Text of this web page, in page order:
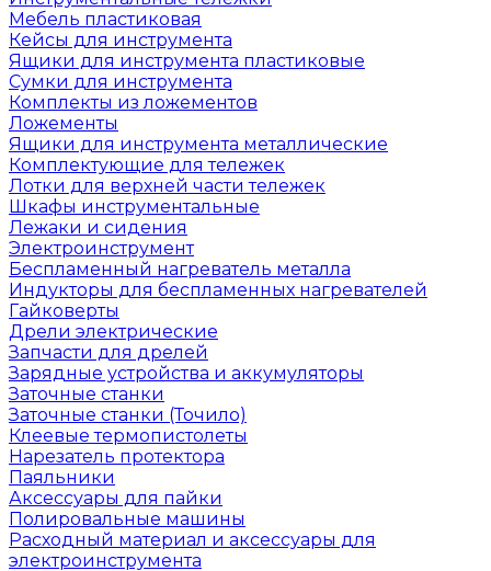
Мебель пластиковая
Кейсы для инструмента
Ящики для инструмента пластиковые
Сумки для инструмента
Комплекты из ложементов
Ложементы
Ящики для инструмента металлические
Комплектующие для тележек
Лотки для верхней части тележек
Шкафы инструментальные
Лежаки и сидения
Электроинструмент
Беспламенный нагреватель металла
Индукторы для беспламенных нагревателей
Гайковерты
Дрели электрические
Запчасти для дрелей
Зарядные устройства и аккумуляторы
Заточные станки
Заточные станки (Точило)
Клеевые термопистолеты
Нарезатель протектора
Паяльники
Аксессуары для пайки
Полировальные машины
Расходный материал и аксессуары для
электроинструмента